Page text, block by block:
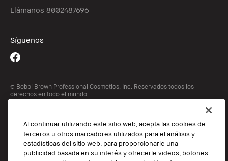
Llámanos 8002487696
Síguenos
© Bobbi Brown Professional Cosmetics, Inc. Reservados todos los
derechos en todo el mundo.
Cookie Popup
Al continuar utilizando este sitio web, acepta las cookies de
terceros u otros marcadores utilizados para el análisis y
estadísticas del sitio web, para proporcionarle una
publicidad basada en su interés y ofrecerle videos, botones